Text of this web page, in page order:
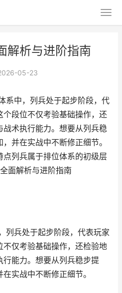
解析与进阶指南
05-23
系中，列兵处于起步阶段，代
段位不仅考验基础操作，还
术执行能力。想要从列兵稳
并在实战中不断修正细节。
列兵属于排位体系的初级层
面解析与进阶指南
列兵处于起步阶段，代表玩家
不仅考验基础操作，还检验地
能力。想要从列兵稳步提
实战中不断修正细节。